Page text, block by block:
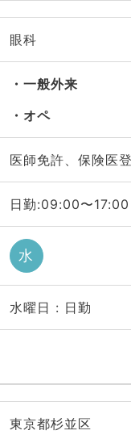
眼科
一般外来
オペ
医師免許、保険医
日勤:09:00〜
水
水曜日 : 日勤
東京都杉並区